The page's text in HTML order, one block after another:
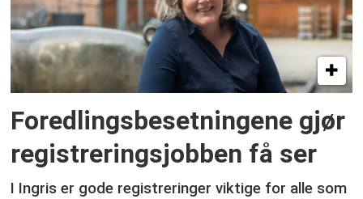
Foredlingsbesetningene gjør
registreringsjobben få ser
I Ingris er gode registreringer viktige for alle som